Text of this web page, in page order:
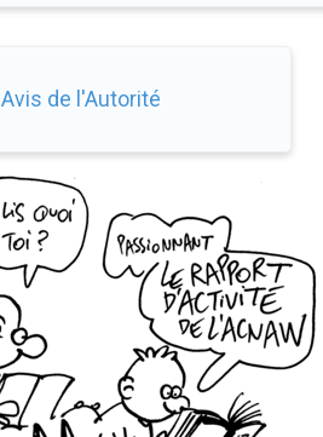
Avis de l'Autorité